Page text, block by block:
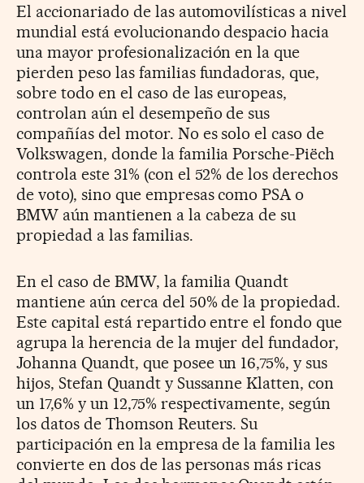
El accionariado de las automovilísticas a nivel
mundial está evolucionando despacio hacia
una mayor profesionalización en la que
pierden peso las familias fundadoras, que,
sobre todo en el caso de las europeas,
controlan aún el desempeño de sus
compañías del motor. No es solo el caso de
Volkswagen, donde la familia Porsche-Piëch
controla este 31% (con el 52% de los derechos
de voto), sino que empresas como PSA o
BMW aún mantienen a la cabeza de su
propiedad a las familias.
En el caso de BMW, la familia Quandt
mantiene aún cerca del 50% de la propiedad.
Este capital está repartido entre el fondo que
agrupa la herencia de la mujer del fundador,
Johanna Quandt, que posee un 16,75%, y sus
hijos, Stefan Quandt y Sussanne Klatten, con
un 17,6% y un 12,75% respectivamente, según
los datos de Thomson Reuters. Su
participación en la empresa de la familia les
convierte en dos de las personas más ricas